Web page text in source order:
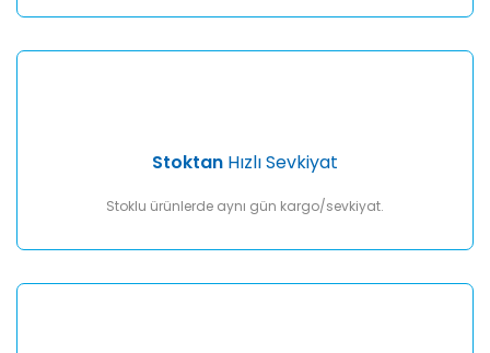
Stoktan Hızlı Sevkiyat
Stoklu ürünlerde aynı gün kargo/sevkiyat.